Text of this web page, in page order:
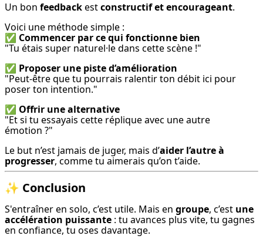
Un bon feedback est constructif et encourageant.
Voici une méthode simple :
✅ Commencer par ce qui fonctionne bien
"Tu étais super naturel·le dans cette scène !"
✅ Proposer une piste d’amélioration
"Peut-être que tu pourrais ralentir ton débit ici pour
poser ton intention."
✅ Offrir une alternative
"Et si tu essayais cette réplique avec une autre
émotion ?"
Le but n’est jamais de juger, mais d’aider l’autre à
progresser, comme tu aimerais qu’on t’aide.
✨ Conclusion
S'entraîner en solo, c’est utile. Mais en groupe, c’est une
accélération puissante : tu avances plus vite, tu gagnes
en confiance, tu oses davantage.